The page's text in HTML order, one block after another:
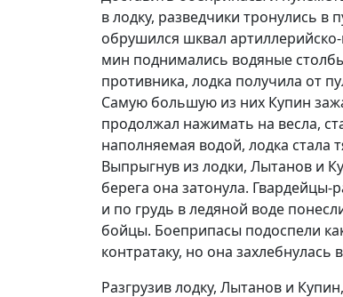
в лодку, разведчики тронулись в
обрушился шквал
мин поднимались водяные
противника, лодка получила от
Самую большую из них Купин
продолжал нажимать на весла,
наполняемая водой, лодка стала
Выпрыгнув из лодки, Лытанов и
берега она затонула.
и по грудь в ледяной воде
бойцы. Боеприпасы подоспели
контратаку, но она захлебнулась
Разгрузив лодку, Лытанов и